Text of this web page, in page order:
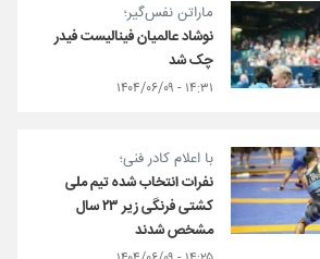
ماراتن نفس‌گیر‌؛
نوشاد عالمیان فینالیست فیدر
چک شد
۱۴:۳۱ - ۱۴۰۴/۰۶/۰۹
با اعلام کادر فنی؛
نفرات انتخاب شده تیم ملی
کشتی فرنگی زیر ۲۳ سال
مشخص شدند